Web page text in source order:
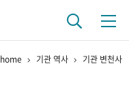
home 기관 역사 기관 변천사